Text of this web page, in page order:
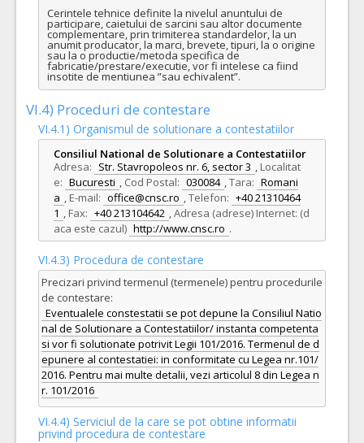
Cerintele tehnice definite la nivelul anuntului de
participare, caietului de sarcini sau altor documente
complementare, prin trimiterea standardelor, la un
anumit producator, la marci, brevete, tipuri, la o origine
sau la o productie/metoda specifica de
fabricatie/prestare/executie, vor fi intelese ca fiind
insotite de mentiunea ”sau echivalent”.
VI.4) Proceduri de contestare
VI.4.1) Organismul de solutionare a contestatiilor
Consiliul National de Solutionare a Contestatiilor
Adresa: Str. Stavropoleos nr. 6, sector 3 , Localitat
e: Bucuresti , Cod Postal: 030084 ,Tara: Romani
a , E-mail: office@cnsc.ro ,Telefon: +40 21310464
1 , Fax: +40 213104642 ,Adresa (adrese) Internet: (d
aca este cazul) http://www.cnsc.ro .
VI.4.3) Procedura de contestare
Precizari privind termenul (termenele) pentru procedurile
de contestare:
Eventualele constestatii se pot depune la Consiliul Natio
nal de Solutionare a Contestatiilor/ instanta competenta
si vor fi solutionate potrivit Legii 101/2016. Termenul de d
epunere al contestatiei: in conformitate cu Legea nr.101/
2016. Pentru mai multe detalii, vezi articolul 8 din Legea n
r. 101/2016
VI.4.4) Serviciul de la care se pot obtine informatii
privind procedura de contestare